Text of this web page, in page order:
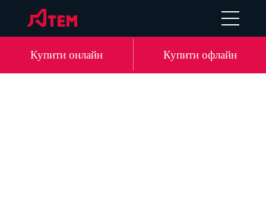
LV RU
Купити онлайн Купити офлайн